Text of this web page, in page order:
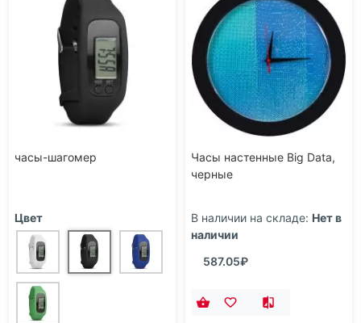
часы-шагомер
Цвет
Часы настенные Big Data,
черные
В наличии на складе: Нет в
наличии
587.05₽